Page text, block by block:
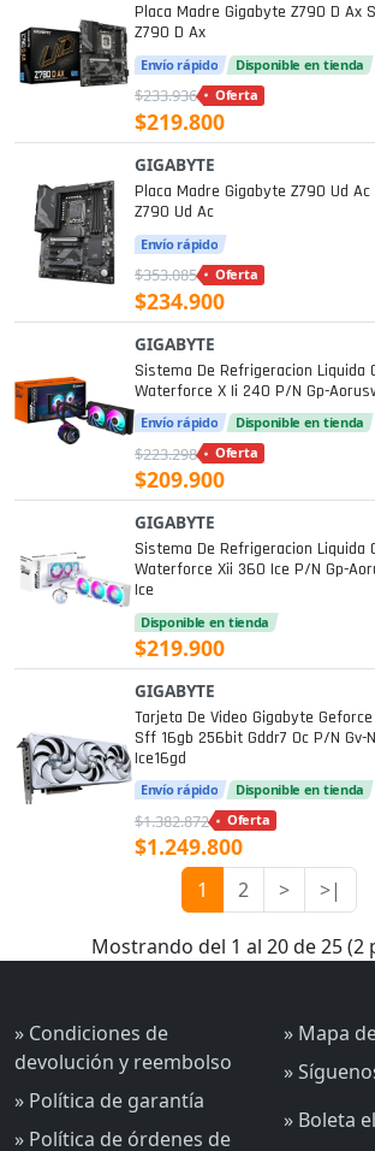
Placa Madre Gigabyte Z790 D Ax
Z790 D Ax
Envío rápido Disponible en tienda
$233.936 Oferta
$219.800
GIGABYTE
Placa Madre Gigabyte Z790 Ud
Z790 Ud Ac
Envío rápido
$353.085 Oferta
$234.900
GIGABYTE
Sistema De Refrigeracion Liquida
Waterforce X Ii 240 P/n Gp-
Envío rápido Disponible en tienda
$223.298 Oferta
$209.900
GIGABYTE
Sistema De Refrigeracion Liquida
Waterforce Xii 360 Ice P/n Gp-
Ice
Disponible en tienda
$219.900
GIGABYTE
Tarjeta De Video Gigabyte
Sff 16gb 256bit Gddr7 Oc P/n Gv-
Ice16gd
Envío rápido Disponible en tienda
$1.382.872 Oferta
$1.249.800
1 2 > >|
Mostrando del 1 al 20 de 25 (2
» Condiciones de
devolución y reembolso
» Política de garantía
» Política de órdenes de
» Mapa
»
» Boleta